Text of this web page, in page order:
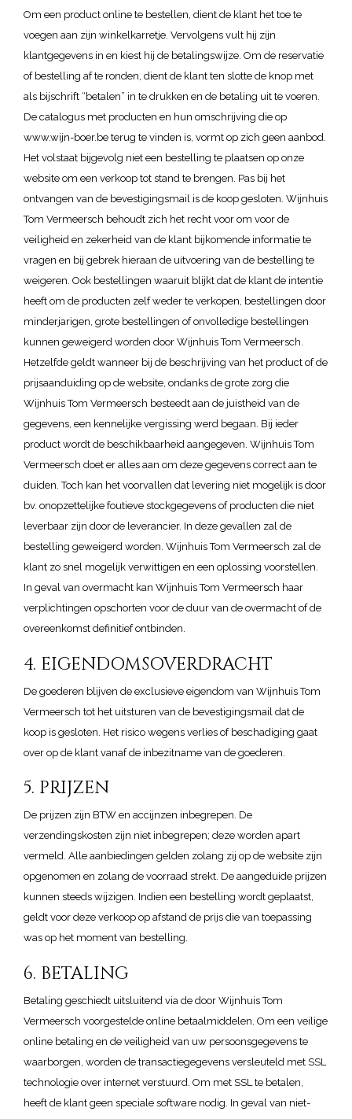
Om een product online te bestellen, dient de klant het toe te
voegen aan zijn winkelkarretje. Vervolgens vult hij zijn
klantgegevens in en kiest hij de betalingswijze. Om de reservatie
of bestelling af te ronden, dient de klant ten slotte de knop met
als bijschrift “betalen” in te drukken en de betaling uit te voeren.
De catalogus met producten en hun omschrijving die op
www.wijn-boer.be terug te vinden is, vormt op zich geen aanbod.
Het volstaat bijgevolg niet een bestelling te plaatsen op onze
website om een verkoop tot stand te brengen. Pas bij het
ontvangen van de bevestigingsmail is de koop gesloten. Wijnhuis
Tom Vermeersch behoudt zich het recht voor om voor de
veiligheid en zekerheid van de klant bijkomende informatie te
vragen en bij gebrek hieraan de uitvoering van de bestelling te
weigeren. Ook bestellingen waaruit blijkt dat de klant de intentie
heeft om de producten zelf weder te verkopen, bestellingen door
minderjarigen, grote bestellingen of onvolledige bestellingen
kunnen geweigerd worden door Wijnhuis Tom Vermeersch.
Hetzelfde geldt wanneer bij de beschrijving van het product of de
prijsaanduiding op de website, ondanks de grote zorg die
Wijnhuis Tom Vermeersch besteedt aan de juistheid van de
gegevens, een kennelijke vergissing werd begaan. Bij ieder
product wordt de beschikbaarheid aangegeven. Wijnhuis Tom
Vermeersch doet er alles aan om deze gegevens correct aan te
duiden. Toch kan het voorvallen dat levering niet mogelijk is door
bv. onopzettelijke foutieve stockgegevens of producten die niet
leverbaar zijn door de leverancier. In deze gevallen zal de
bestelling geweigerd worden. Wijnhuis Tom Vermeersch zal de
klant zo snel mogelijk verwittigen en een oplossing voorstellen.
In geval van overmacht kan Wijnhuis Tom Vermeersch haar
verplichtingen opschorten voor de duur van de overmacht of de
overeenkomst definitief ontbinden.
4. EIGENDOMSOVERDRACHT
De goederen blijven de exclusieve eigendom van Wijnhuis Tom
Vermeersch tot het uitsturen van de bevestigingsmail dat de
koop is gesloten. Het risico wegens verlies of beschadiging gaat
over op de klant vanaf de inbezitname van de goederen.
5. PRIJZEN
De prijzen zijn BTW en accijnzen inbegrepen. De
verzendingskosten zijn niet inbegrepen; deze worden apart
vermeld. Alle aanbiedingen gelden zolang zij op de website zijn
opgenomen en zolang de voorraad strekt. De aangeduide prijzen
kunnen steeds wijzigen. Indien een bestelling wordt geplaatst,
geldt voor deze verkoop op afstand de prijs die van toepassing
was op het moment van bestelling.
6. BETALING
Betaling geschiedt uitsluitend via de door Wijnhuis Tom
Vermeersch voorgestelde online betaalmiddelen. Om een veilige
online betaling en de veiligheid van uw persoonsgegevens te
waarborgen, worden de transactiegegevens versleuteld met SSL
technologie over internet verstuurd. Om met SSL te betalen,
heeft de klant geen speciale software nodig. In geval van niet-